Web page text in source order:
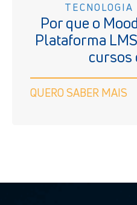
TECNOLOGIA
Por que o
Plataforma
cursos
QUERO SABER MAIS